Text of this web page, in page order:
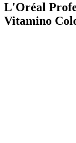
L'Oréal
Vitamino